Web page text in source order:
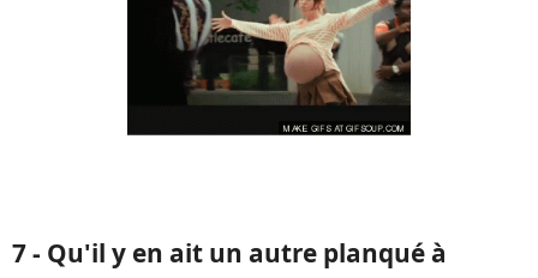
7 - Qu'il y en ait un autre planqué à